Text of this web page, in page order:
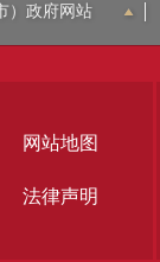
）政府网站
网站地图
法律声明